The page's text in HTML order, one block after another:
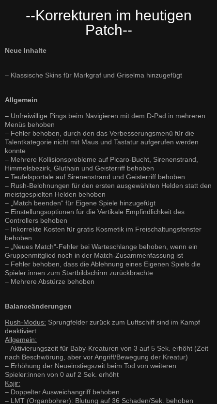
--Korrekturen im heutigen
Patch--
Neue Inhalte
– Klassische Skins für Markgraf und Griselma hinzugefügt
Allgemein
– Unfreiwillige Pings beim Navigieren mit dem D-Pad in mehreren
Menüs behoben
– Fehler behoben, durch den das Verbesserungsmenü für die
Talentkategorie nicht mit Maus und Tastatur aufgerufen werden
konnte
– Mehrere Kollisionsprobleme auf Picaro-Bucht, Sirenenstrand,
Himmelsbezirk, Gluthain und Geisterriff behoben
– Teufelsportale auf Sirenenstrand und Geisterriff behoben
– Rush-Belohnungen für den ersten ausgewählten Helden statt den
meistgespielten Helden behoben
– „Match beenden“ für Eigene Spiele hinzugefügt
– Einstellungsoptionen für die Vertikale Empfindlichkeit des
Controllers behoben
– Inkorrekte Kosten für gratis Kosmetik im Freischaltungsfenster
behoben
– „Neues Match“-Fehler bei Warteschlange behoben, wenn ein
Gruppenmitglied noch in der Match-Zusammenfassung ist
– Fehler behoben, dass die Ablehnung eines Eigenen Spiels die
Spieler:innen zum Startbildschirm zurückbrachte
– Mehrere Abstürze behoben
Balanceänderungen
Rush-Modus: Sprungfelder zurück zum Luftschiff sind im Kampf
deaktiviert
Allgemein:
– Aktivierungszeit für Baby-Kreaturen von 3 auf 5 Sek. erhöht (Zeit
nach Beschwörung, aber vor Angriff/Bewegung der Kreatur)
– Erhöhung der Neueinstiegszeit beim Tod von weiteren
Spieler:innen von 0 auf 2 Sek. erhöht
Kajir:
– Doppelter Ausweichangriff behoben
– LMT (Organbohrer): Blutung auf 36 Schaden/Sek. behoben